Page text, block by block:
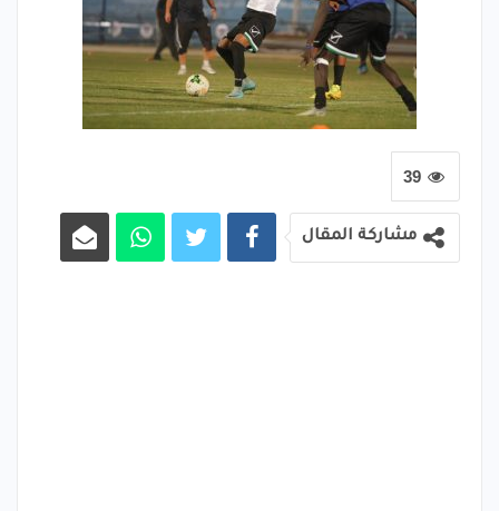
39
مشاركة المقال